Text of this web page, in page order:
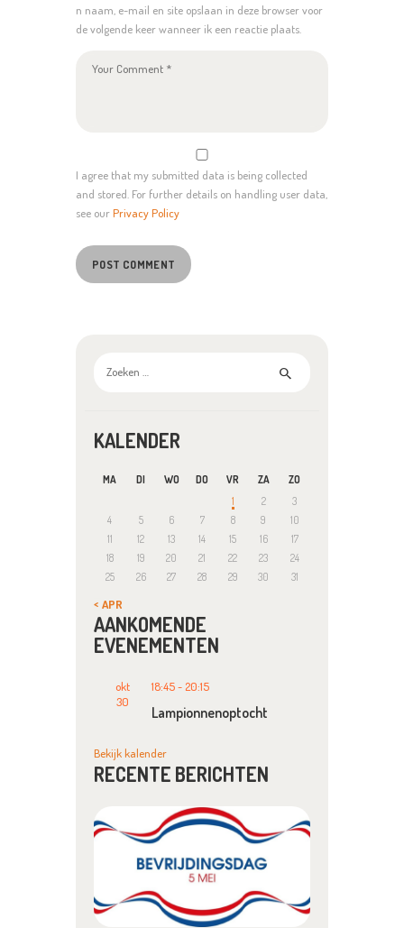
n naam, e-mail en site opslaan in deze browser voor
de volgende keer wanneer ik een reactie plaats.
I agree that my submitted data is being collected
and stored. For further details on handling user data,
see ourPrivacy Policy
naar:
KALENDER
MA DI WO DO VR ZA
ZO
1
2
3
4
5 6 7 8 9
10
11
12 13 14 15 16
17
18
19 20 21 22 23
24
25
26 27 28 29 30 31
« APR
AANKOMENDE
EVENEMENTEN
okt
30
18:45- 20:15
Lampionnenoptocht
Bekijk kalender
RECENTE BERICHTEN